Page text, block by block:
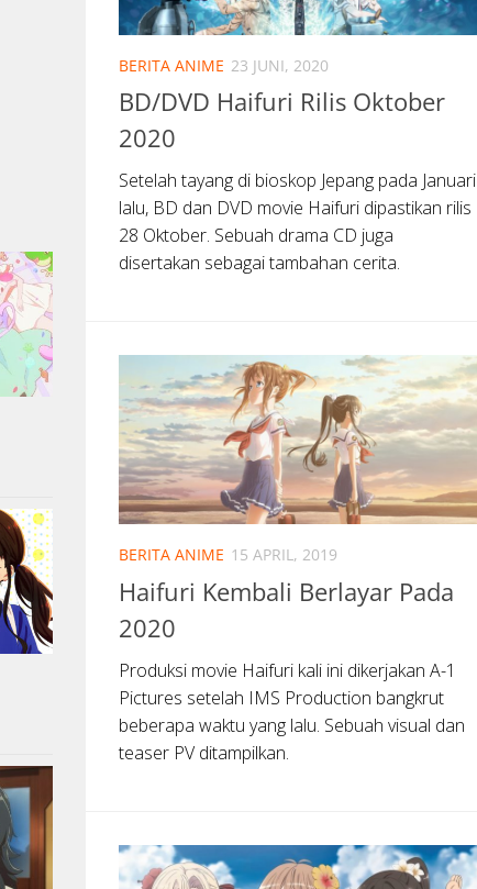
BERITA ANIME 23 JUNI, 2020
BD/DVD Haifuri Rilis Oktober
2020
Setelah tayang di bioskop Jepang pada Januari
lalu, BD dan DVD movie Haifuri dipastikan rilis
28 Oktober. Sebuah drama CD juga
disertakan sebagai tambahan cerita.
BERITA ANIME 15 APRIL, 2019
Haifuri Kembali Berlayar Pada
2020
Produksi movie Haifuri kali ini dikerjakan A-1
Pictures setelah IMS Production bangkrut
beberapa waktu yang lalu. Sebuah visual dan
teaser PV ditampilkan.